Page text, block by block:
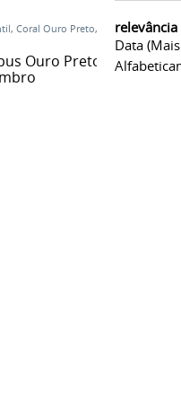
relevância
Data
, Coral Ouro Preto,
Ouro Preto